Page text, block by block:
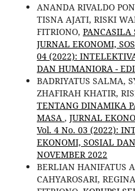
ANANDA RIVALDO
TISNA AJATI, RISKI
FITRIONO, PANCASILA
JURNAL EKONOMI,
04 (2022):
DAN HUMANIORA -
BADRIYATUS SALMA,
ZHAFIRAH KHATIR,
TENTANG DINAMIKA
MASA , JURNAL
Vol. 4 No. 03 (2022):
EKONOMI, SOSIAL
NOVEMBER 2022
BERLIAN HANIFATUS
CAHYAROSARI,